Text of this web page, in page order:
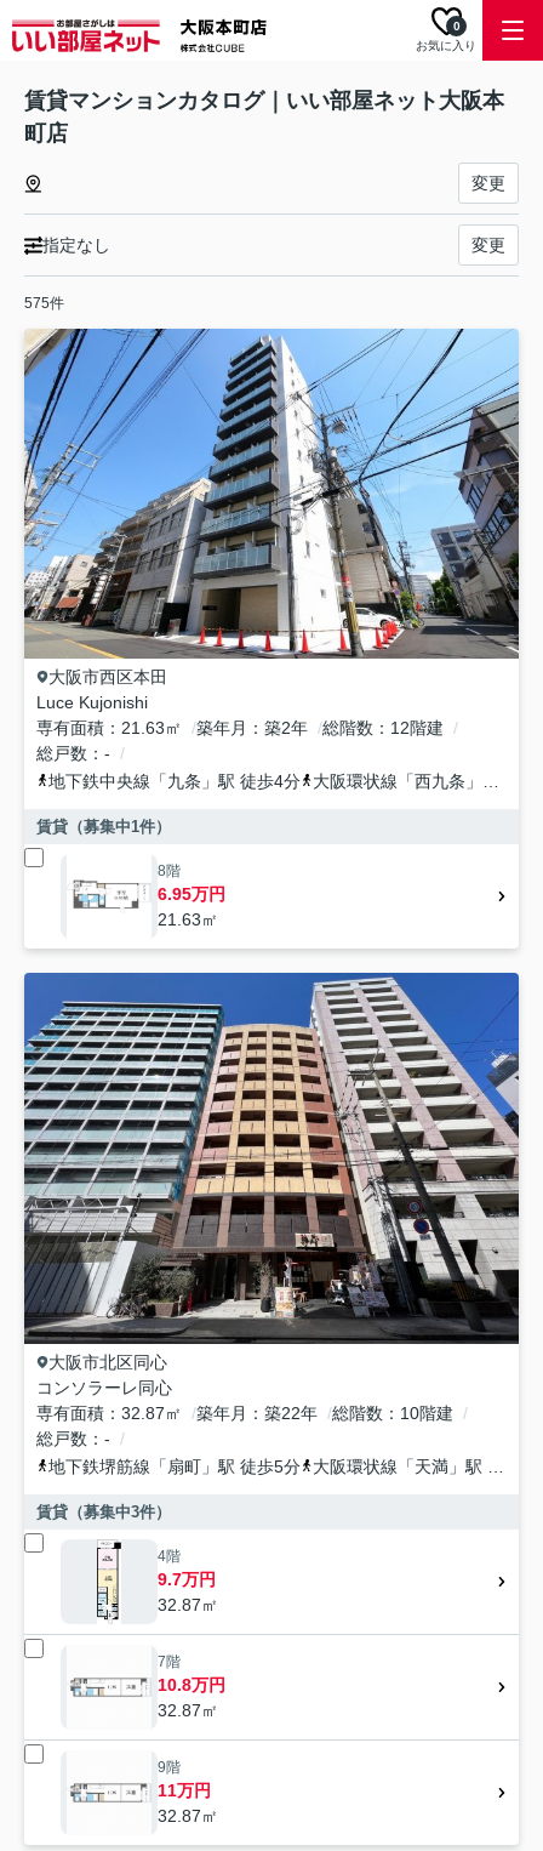
お気に入り
0
賃貸マンションカタログ｜いい部屋ネット大阪本
町店
変更
指定なし 変更
575件
大阪市西区本田
Luce Kujonishi
専有面積
21.63㎡ 築年月 築2年 総階数
12階建
総戸数
-
地下鉄中央線 「九条 」駅 徒歩4分 大阪環状線 「西九条 」駅 徒歩15分
賃貸（募集中1件）
8階
6.95万円
21.63㎡
大阪市北区同心
コンソラーレ同心
専有面積
32.87㎡ 築年月 築22年 総階数
10階建
総戸数
-
地下鉄堺筋線 「扇町 」駅 徒歩5分 大阪環状線 「天満 」駅 徒歩5分
賃貸（募集中3件）
4階
9.7万円
32.87㎡
7階
10.8万円
32.87㎡
9階
11万円
32.87㎡